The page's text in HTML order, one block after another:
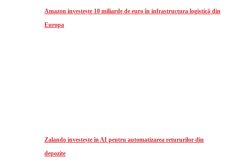
Amazon investește 10 miliarde de euro în infrastructura logistică din
Europa
Zalando investește în AI pentru automatizarea retururilor din
depozite